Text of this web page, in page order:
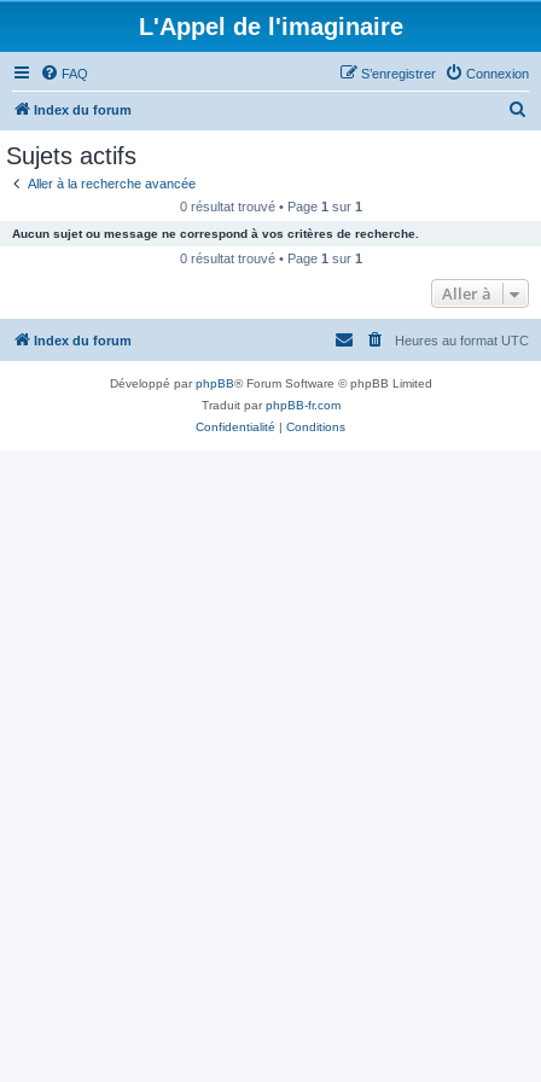
L'Appel de l'imaginaire
FAQ Connexion
S’enregistrer
Index du forum
c
e
Sujets actifs
Aller à la recherche avancée
0 résultat trouvé • Page 1 sur 1
Aucun sujet ou message ne correspond à vos critères de recherche.
0 résultat trouvé • Page 1 sur 1
Aller à
Index du forum Heures au format UTC
Développé parphpBB® Forum Software © phpBB Limited
Traduit parphpBB-fr.com
Confidentialité | Conditions